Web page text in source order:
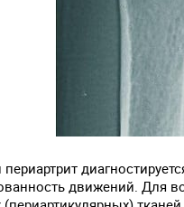
движений. Для